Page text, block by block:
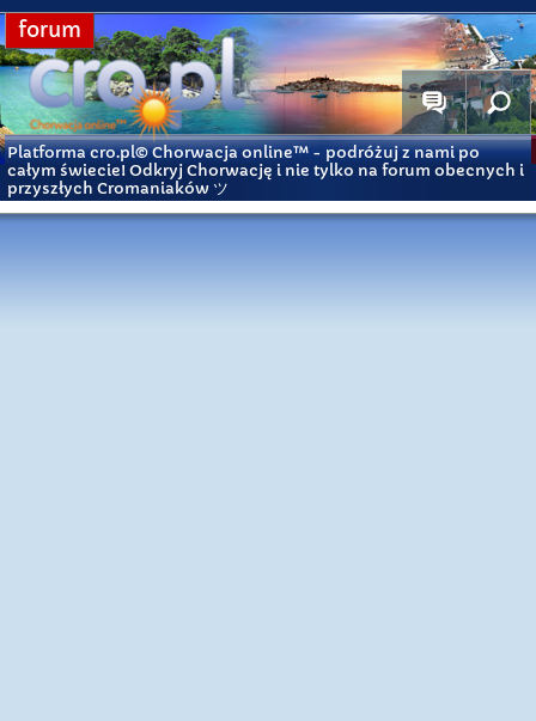
forum
Platforma cro.pl© Chorwacja online™ - podróżuj z nami po
całym świecie! Odkryj Chorwację i nie tylko na forum obecnych i
przyszłych Cromaniaków ツ